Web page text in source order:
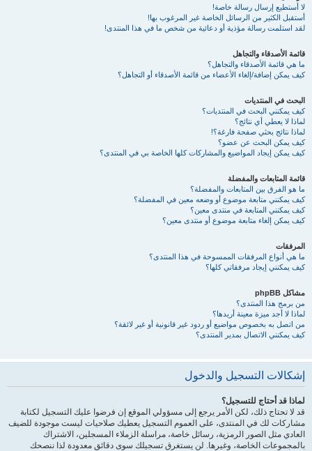
لا أستطيع إرسال رسالة خاصة!
أستقبل الكثير من الرسائل الخاصة غير المرغوب بها!
لقد استلمت رسالة مؤذية أو دعائية من شخص ما في هذا المنتدى!
قائمة الأصدقاء والتجاهل
ما هي قائمة الأصدقاء والتجاهل؟
كيف يمكن إضافة/إلغاء الأعضاء من قائمة الأصدقاء أو التجاهل؟
البحث في المنتديات
كيف يمكنني البحث في المنتديات؟
لماذا لا يعطي أي نتائج؟
لماذا نتائج بحثي صفحة فارغة؟!
كيف يمكن البحث عن عضو؟
كيف يمكن إيجاد المواضيع والمشاركات كلها الخاصة بي في المنتدى؟
قائمة المتابعات والمفضلة
ما هو الفرق بين المتابعات والمفضلة؟
كيف يمكنني متابعة موضوع أو وضعه معين في المفضلة؟
كيف يمكنني المتابعة في منتدى معين؟
كيف يمكن إلغاء متابعة موضوع أو منتدى معين؟
المرفقات
ما هي أنواع المرفقات الممسوحة في هذا المنتدى؟
كيف يمكنني إيجاد مرفقاتي كلها؟
مشاكل phpBB
من برمج هذا المنتدى؟
لماذا لا أجد ميزة معينة أريدها؟
من اتصل به بخصوص مواضيع أو ردود غير قانونية أو غير لائقة؟
كيف يمكنني الاتصال بمدير المنتدى؟
إشكالات التسجيل والدخول
لماذا قد أحتاج للتسجيل؟
قد لا تحتاج ذلك، لكن الأمر يرجع إلى مسؤولي الموقع إن فرضوا عليك التسجيل لكتابة
مشاركات لك في المنتدى، على العموم التسجيل يعطيك صلاحيات ليست موجودة للضيف
العادي مثل الصور الرمزية، رسائل خاصة، مراسلة الزملاء المسجلين، الاشتراك
بالمجموعات الخاصة، وغيرها. لن يستغرق تسجيلك سوى دقائق معدودة لذا ننصحك